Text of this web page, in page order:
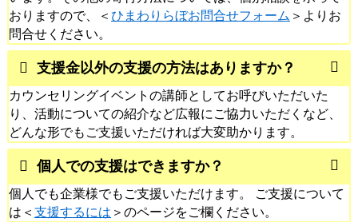
おりますので、＜ひまわりらぼお問合せフォーム ＞よりお
問合せください。
支援金以外の支援の方法はありますか？
カウンセリングイベントの講師としてお呼びいただいた
り、活動についての紹介など広報にご協力いただくなど、
どんな形でもご支援いただければ大変助かります。
個人での支援はできますか？
個人でも企業様でもご支援いただけます。 ご支援について
は＜支援するには ＞のページをご欄ください。